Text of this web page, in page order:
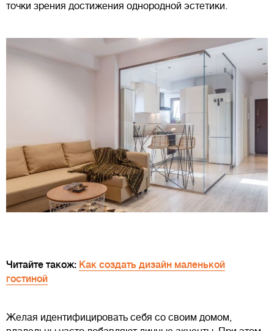
точки зрения достижения однородной эстетики.
Читайте також: Как создать дизайн маленькой
гостиной
Желая идентифицировать себя со своим домом,